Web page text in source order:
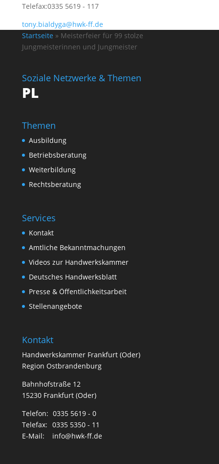
Telefax:0335 5619 - 117
tony.bialdyga@hwk-ff.de
Startseite » Meisterfeier für 99 stolze
Jungmeisterinnen und Jungmeister
Soziale Netzwerke & Themen
PL
Themen
Ausbildung
Betriebsberatung
Weiterbildung
Rechtsberatung
Services
Kontakt
Amtliche Bekanntmachungen
Videos zur Handwerkskammer
Deutsches Handwerksblatt
Presse & Öffentlichkeitsarbeit
Stellenangebote
Kontakt
Handwerkskammer Frankfurt (Oder)
Region Ostbrandenburg
Bahnhofstraße 12
15230 Frankfurt (Oder)
Telefon: 0335 5619 - 0
Telefax: 0335 5350 - 11
E-Mail:
info@hwk-ff.de